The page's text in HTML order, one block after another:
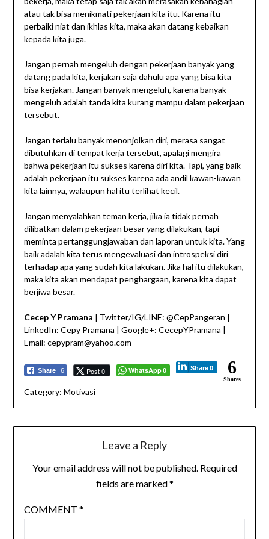
atau tak bisa menikmati pekerjaan kita itu. Karena itu
perbaiki niat dan ikhlas kita, maka akan datang kebaikan
kepada kita juga.
Jangan pernah mengeluh dengan pekerjaan banyak yang
datang pada kita, kerjakan saja dahulu apa yang bisa kita
bisa kerjakan. Jangan banyak mengeluh, karena banyak
mengeluh adalah tanda kita kurang mampu dalam pekerjaan
tersebut.
Jangan terlalu banyak menonjolkan diri, merasa sangat
dibutuhkan di tempat kerja tersebut, apalagi mengira
bahwa pekerjaan itu sukses karena diri kita. Tapi, yang baik
adalah pekerjaan itu sukses karena ada andil kawan-kawan
kita lainnya, walaupun hal itu terlihat kecil.
Jangan menyalahkan teman kerja, jika ia tidak pernah
dilibatkan dalam pekerjaan besar yang dilakukan, tapi
meminta pertanggungjawaban dan laporan untuk kita. Yang
baik adalah kita terus mengevaluasi dan introspeksi diri
terhadap apa yang sudah kita lakukan. Jika hal itu dilakukan,
maka kita akan mendapat penghargaan, karena kita dapat
berjiwa besar.
Cecep Y Pramana | Twitter/IG/LINE: @CepPangeran |
LinkedIn: Cepy Pramana | Google+: CecepYPramana |
Email: cepypram@yahoo.com
Share 6 Post 0 WhatsApp 0 Share 0 6
Shares
Category: Motivasi
Leave a Reply
Your email address will not be published. Required
fields are marked*
COMMENT *